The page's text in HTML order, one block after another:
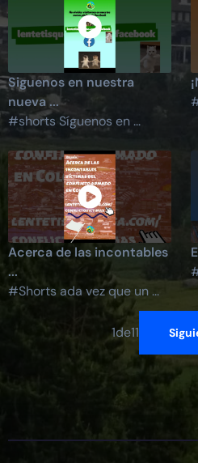
Siguenos en nuestra
nueva ...
#shorts Síguenos en ...
Acerca de las incontables
...
#Shorts ada vez que un ...
1de11